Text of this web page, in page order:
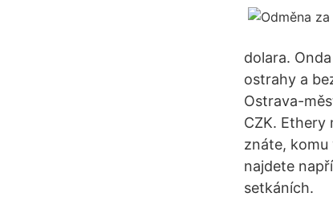
dolara.
ostrahy a
Ostrava-
CZK.
znáte,
najdete
setkáních.